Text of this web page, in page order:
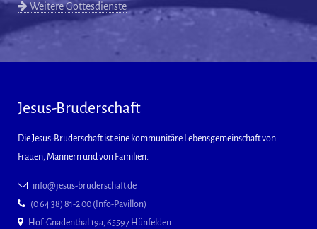
Weitere Gottesdienste
Jesus-Bruderschaft
Die Jesus-Bruderschaft ist eine kommunitäre Lebensgemeinschaft von
Frauen, Männern und von Familien.
info@jesus-bruderschaft.de
(0 64 38) 81-2 00 (Info-Pavillon)
Hof-Gnadenthal 19a, 65597 Hünfelden